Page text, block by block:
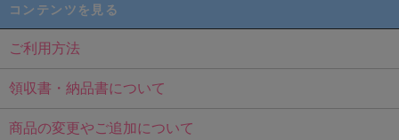
コンテンツを見る
ご利用方法
領収書・納品書について
商品の変更やご追加について